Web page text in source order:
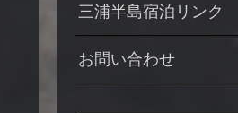
三浦半島宿泊リンク
お問い合わせ